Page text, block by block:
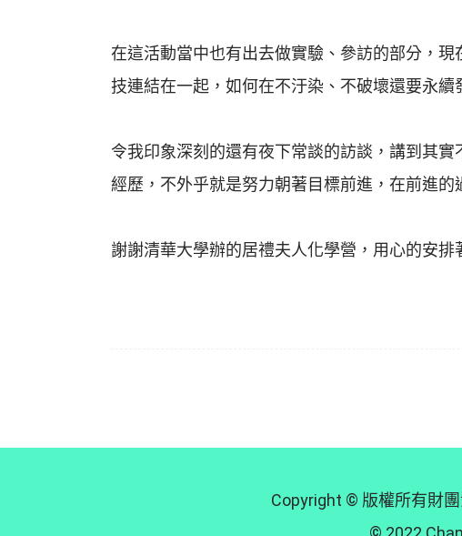
在這活動當中也有出去做實驗、參訪的部分，
技連結在一起，如何在不汙染、不破壞還要永
令我印象深刻的還有夜下常談的訪談，講到其
經歷，不外乎就是努力朝著目標前進，在前進
謝謝清華大學辦的居禮夫人化學營，用心的安排
Copyright © 版權所有財